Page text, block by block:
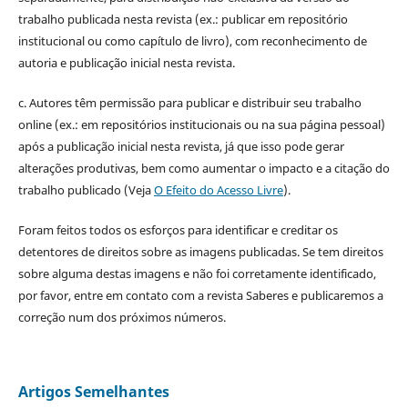
trabalho publicada nesta revista (ex.: publicar em repositório
institucional ou como capítulo de livro), com reconhecimento de
autoria e publicação inicial nesta revista.
c. Autores têm permissão para publicar e distribuir seu trabalho
online (ex.: em repositórios institucionais ou na sua página pessoal)
após a publicação inicial nesta revista, já que isso pode gerar
alterações produtivas, bem como aumentar o impacto e a citação do
trabalho publicado (VejaO Efeito do Acesso Livre).
Foram feitos todos os esforços para identificar e creditar os
detentores de direitos sobre as imagens publicadas. Se tem direitos
sobre alguma destas imagens e não foi corretamente identificado,
por favor, entre em contato com a revista Saberes e publicaremos a
correção num dos próximos números.
Artigos Semelhantes